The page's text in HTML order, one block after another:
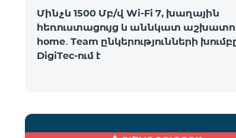
Մինչև 1500 Մբ/վ Wi-Fi 7, խաղային
հեռուստացույց և աննկատ
home․ Team ընկերությունների
DigiTec-ում է